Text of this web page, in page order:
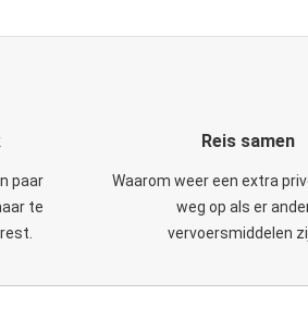
paar
te
Reis samen
Waarom weer een extra
weg op als er
vervoersmiddelen